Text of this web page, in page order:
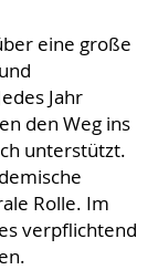
eine große
Jahr
den Weg ins
unterstützt.
Rolle. Im
verpflichtend